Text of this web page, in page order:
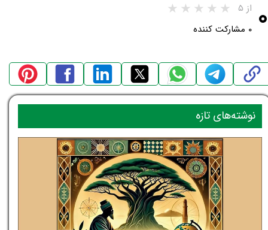
۰ از ۵
۰ مشارکت کننده
نوشته‌های تازه